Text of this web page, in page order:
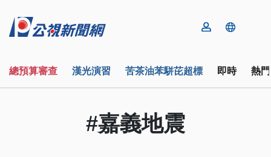
總預算審查 漢光演習 苦茶油苯駢芘超標 即時 熱
#嘉義地震